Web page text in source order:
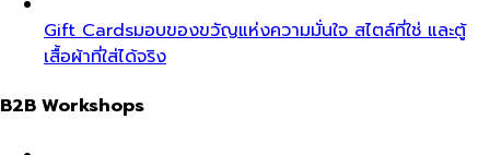
Gift Cardsมอบของขวัญแห่งความมั่นใจ สไตล์ที่ใช่ และตู้
เสื้อผ้าที่ใส่ได้จริง
B2B Workshops